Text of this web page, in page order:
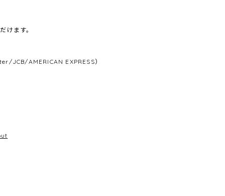
けます。
JCB/AMERICAN EXPRESS）